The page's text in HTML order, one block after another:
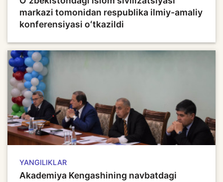
markazi tomonidan respublika ilmiy-amaliy
konferensiyasi oʻtkazildi
YANGILIKLAR
Akademiya Kengashining navbatdagi